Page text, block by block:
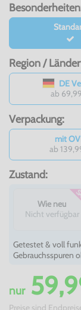
Region /
DE
ab
Verpackung:
mit
ab
Zustand:
Wie neu
Nicht verfügbar
Getestet & voll
Gebrauchsspuren
nur
Preise sind